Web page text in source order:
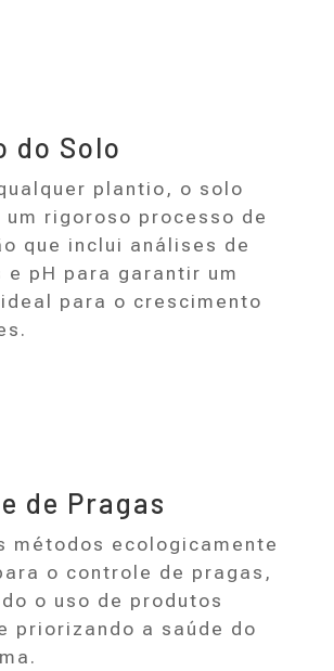
do Solo
plantio, o solo
um rigoroso processo de
que inclui análises de
e pH para garantir um
para o crescimento
de Pragas
métodos ecologicamente
o controle de pragas,
o uso de produtos
priorizando a saúde do